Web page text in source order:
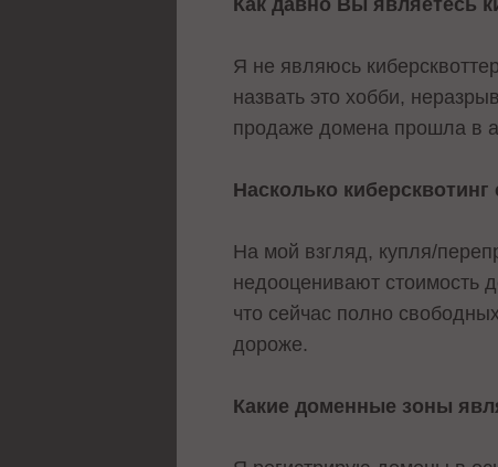
Я не являюсь
назвать это хобби,
продаже домена прошла в
Насколько
На мой взгляд, купля/
недооценивают стоимость
что сейчас полно
дороже.
Какие доменные зоны